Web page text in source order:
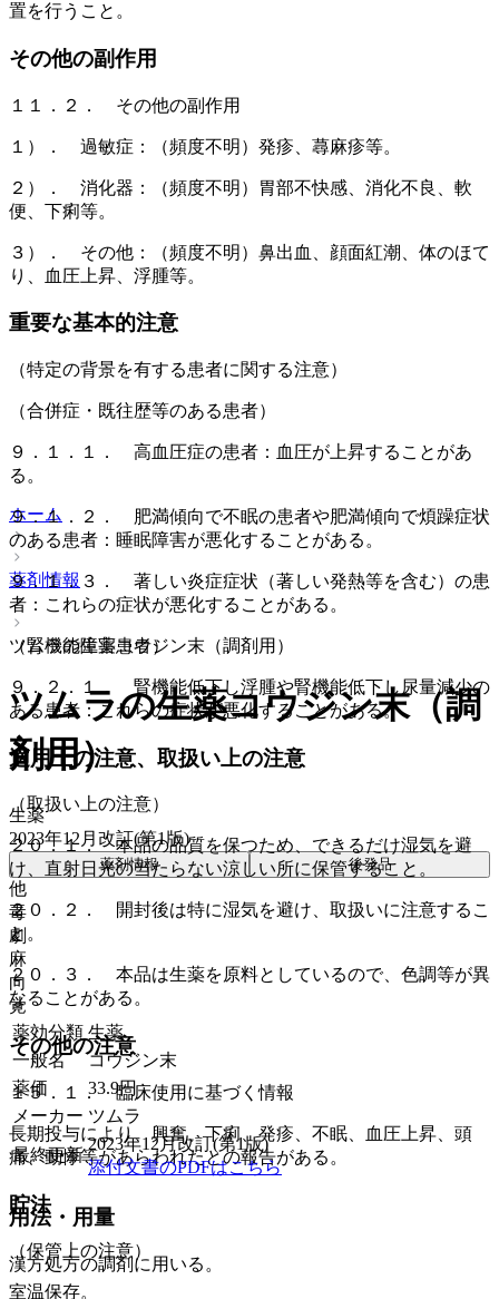
置を行うこと。
その他の副作用
１１．２． その他の副作用
１）． 過敏症：（頻度不明）発疹、蕁麻疹等。
２）． 消化器：（頻度不明）胃部不快感、消化不良、軟
便、下痢等。
３）． その他：（頻度不明）鼻出血、顔面紅潮、体のほて
り、血圧上昇、浮腫等。
重要な基本的注意
（特定の背景を有する患者に関する注意）
（合併症・既往歴等のある患者）
９．１．１． 高血圧症の患者：血圧が上昇することがあ
る。
９．１．２． 肥満傾向で不眠の患者や肥満傾向で煩躁症状
のある患者：睡眠障害が悪化することがある。
９．１．３． 著しい炎症症状（著しい発熱等を含む）の患
者：これらの症状が悪化することがある。
（腎機能障害患者）
９．２．１． 腎機能低下し浮腫や腎機能低下し尿量減少の
ある患者：これらの症状が悪化することがある。
適用上の注意、取扱い上の注意
（取扱い上の注意）
２０．１． 本品の品質を保つため、できるだけ湿気を避
け、直射日光の当たらない涼しい所に保管すること。
２０．２． 開封後は特に湿気を避け、取扱いに注意するこ
と。
２０．３． 本品は生薬を原料としているので、色調等が異
なることがある。
その他の注意
１５．１． 臨床使用に基づく情報
長期投与により、興奮、下痢、発疹、不眠、血圧上昇、頭
痛、動悸等があらわれたとの報告がある。
貯法
（保管上の注意）
室温保存。
ホーム
薬剤情報
ツムラの生薬コウジン末（調剤用）
ツムラの生薬コウジン末（調
剤用）
生薬
2023年12月改訂(第1版)
薬剤情報 後発品
他
毒
劇
麻
向
覚
薬効分類 生薬
一般名
コウジン末
薬価
33.9円
メーカー ツムラ
最終更新
2023年12月改訂(第1版)
添付文書のPDFはこちら
用法・用量
漢方処方の調剤に用いる。